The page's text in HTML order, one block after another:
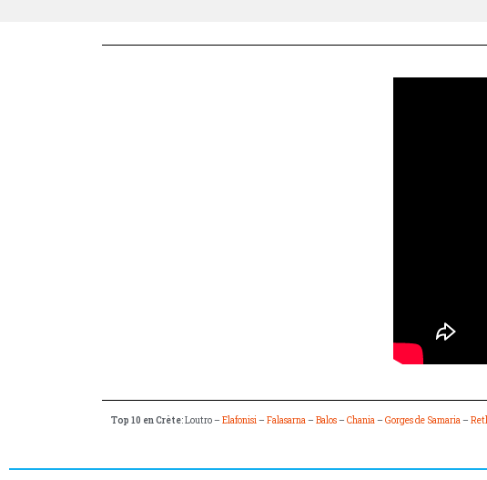
Top 10 en Crète: Loutro – Elafonisi– Falasarna– Balos– Chania– Gorges de Samaria–